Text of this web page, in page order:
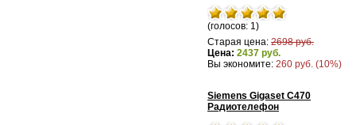
(голосов: 1)
Старая цена: 2698 руб.
Цена: 2437 руб.
Вы экономите: 260 руб. (10%)
Siemens Gigaset C470
Радиотелефон